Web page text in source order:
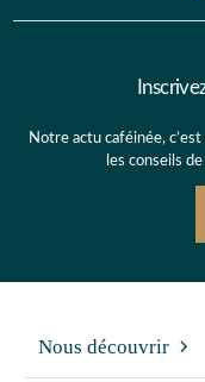
Notre actu caféinée,
les conseils
Nous découvrir